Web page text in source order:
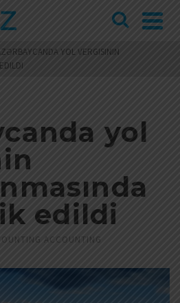
YOL VERGISININ
yol
edildi
ACCOUNTING